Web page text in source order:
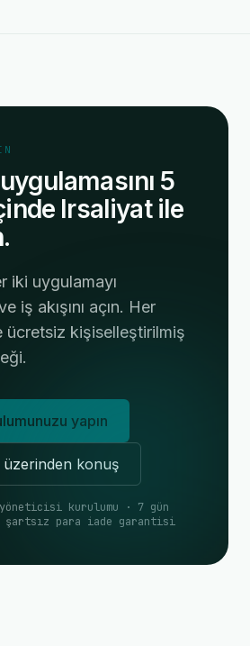
5
Irsaliyat ile
iki uygulamayı
iş akışını açın. Her
ücretsiz kişiselleştirilmiş
yapın
konuş
kurulumu · 7 gün
şartsız para iade garantisi